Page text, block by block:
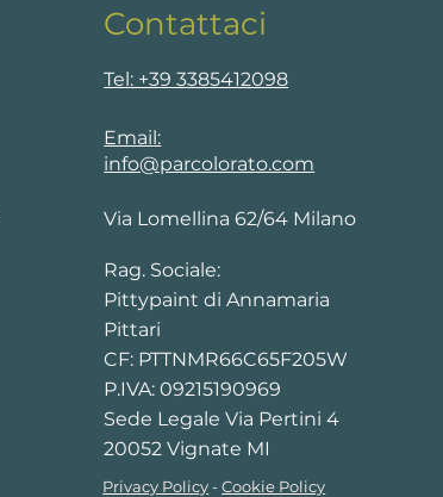
Contattaci
Tel: +39 3385412098
Email:
info@parcolorato.com
Via Lomellina 62/64 Milano
Rag. Sociale:
Pittypaint di Annamaria
Pittari
CF: PTTNMR66C65F205W
P.IVA: 09215190969
Sede Legale Via Pertini 4
20052 Vignate MI
Privacy Policy-Cookie Policy